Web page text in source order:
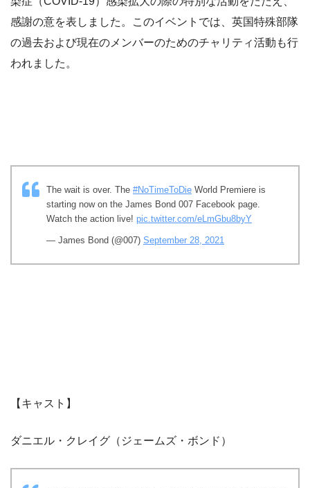
感謝の意を表しました。このイベントでは、英国特殊部隊
の過去および現在のメンバーのためのチャリティ活動も行
われました。
The wait is over. The #NoTimeToDie World Premiere is
starting now on the James Bond 007 Facebook page.
Watch the action live! pic.twitter.com/eLmGbu8byY
— James Bond (@007) September 28, 2021
【キャスト】
ダニエル・クレイグ（ジェームズ・ボンド）